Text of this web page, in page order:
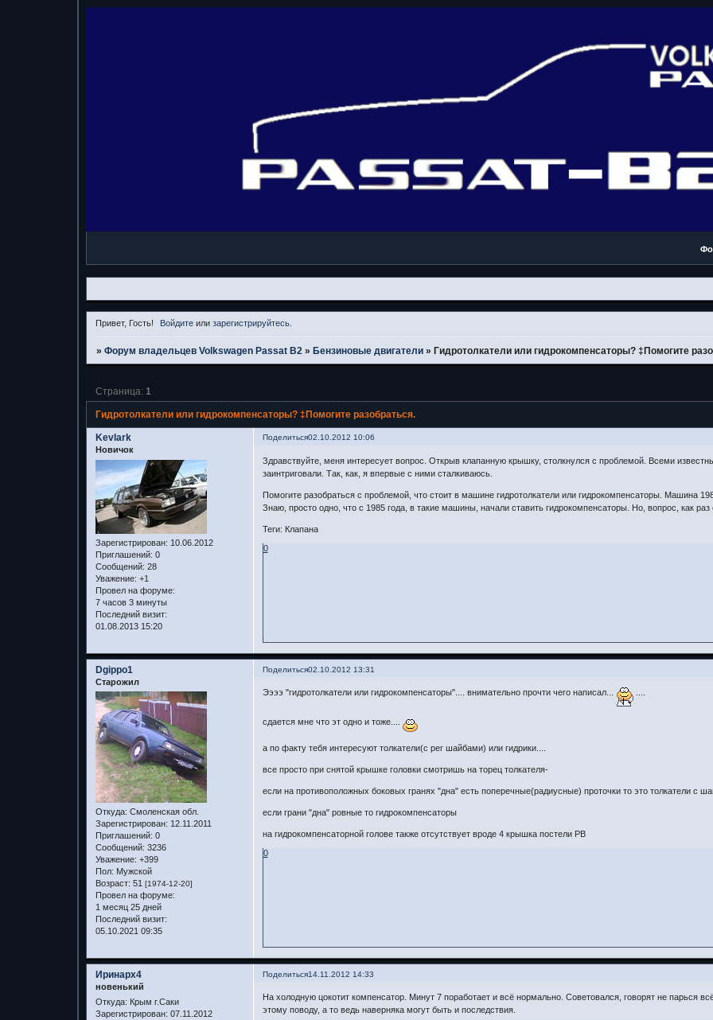
Привет, Гость! Войдите илизарегистрируйтесь.
» Форум владельцев Volkswagen Passat B2 » Бензиновые двигатели » Гидротолкатели или гидрокомпенсаторы? ‡Помогите
Гидротолкатели или гидрокомпенсаторы? ‡Помогите разобраться.
Страница: 1
Поделиться02.10.2012 10:06
Kevlark
Новичок
Зарегистрирован: 10.06.2012
Приглашений: 0
Сообщений: 28
Уважение: +1
Провел на форуме:
7 часов 3 минуты
Последний визит:
01.08.2013 15:20
Здравствуйте, меня интересует вопрос. Открыв клапанную крышку, столкнулся с проблемой. Всеми
заинтриговали. Так, как, я впервые с ними сталкиваюсь.
Помогите разобраться с проблемой, что стоит в машине гидротолкатели или гидрокомпенсаторы. Машина
Знаю, просто одно, что с 1985 года, в такие машины, начали ставить гидрокомпенсаторы. Но, вопрос, как
Теги: Клапана
0
Поделиться02.10.2012 13:31
Dgippo1
Старожил
Откуда: Смоленская обл.
Зарегистрирован: 12.11.2011
Приглашений: 0
Сообщений: 3236
Уважение: +399
Пол: Мужской
Возраст: 51 [1974-12-20]
Провел на форуме:
1 месяц 25 дней
Последний визит:
05.10.2021 09:35
Ээээ "гидротолкатели или гидрокомпенсаторы".... внимательно прочти чего написал...
сдается мне что эт одно и тоже....
а по факту тебя интересуют толкатели(с рег шайбами) или гидрики....
все просто при снятой крышке головки смотришь на торец толкателя-
если на противоположных боковых гранях "дна" есть поперечные(радиусные) проточки то это толкатели с
если грани "дна" ровные то гидрокомпенсаторы
на гидрокомпенсаторной голове также отсутствует вроде 4 крышка постели РВ
0
Поделиться14.11.2012 14:33
Иринарх4
новенький
Откуда: Крым г.Саки
Зарегистрирован: 07.11.2012
На холодную цокотит компенсатор. Минут 7 поработает и всё нормально. Советовался, говорят не парься
этому поводу, а то ведь наверняка могут быть и последствия.